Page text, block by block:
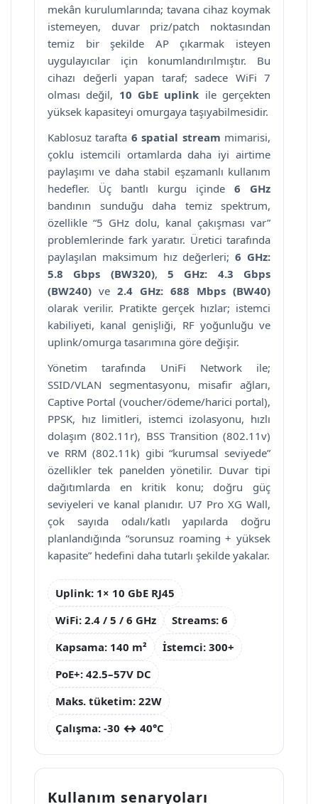
mekân kurulumlarında; tavana cihaz koymak
istemeyen, duvar priz/patch noktasından
temiz bir şekilde AP çıkarmak isteyen
uygulayıcılar için konumlandırılmıştır. Bu
cihazı değerli yapan taraf; sadece WiFi 7
olması değil, 10 GbE uplink ile gerçekten
yüksek kapasiteyi omurgaya taşıyabilmesidir.
Kablosuz tarafta 6 spatial stream mimarisi,
çoklu istemcili ortamlarda daha iyi airtime
paylaşımı ve daha stabil eşzamanlı kullanım
hedefler. Üç bantlı kurgu içinde 6 GHz
bandının sunduğu daha temiz spektrum,
özellikle “5 GHz dolu, kanal çakışması var”
problemlerinde fark yaratır. Üretici tarafında
paylaşılan maksimum hız değerleri;6 GHz:
5.8 Gbps (BW320),5 GHz: 4.3 Gbps
(BW240) ve 2.4 GHz: 688 Mbps (BW40)
olarak verilir. Pratikte gerçek hızlar; istemci
kabiliyeti, kanal genişliği, RF yoğunluğu ve
uplink/omurga tasarımına göre değişir.
Yönetim tarafında UniFi Network ile;
SSID/VLAN segmentasyonu, misafir ağları,
Captive Portal (voucher/ödeme/harici portal),
PPSK, hız limitleri, istemci izolasyonu, hızlı
dolaşım (802.11r), BSS Transition (802.11v)
ve RRM (802.11k) gibi “kurumsal seviyede”
özellikler tek panelden yönetilir. Duvar tipi
dağıtımlarda en kritik konu; doğru güç
seviyeleri ve kanal planıdır. U7 Pro XG Wall,
çok sayıda odalı/katlı yapılarda doğru
planlandığında “sorunsuz roaming + yüksek
kapasite” hedefini daha tutarlı şekilde yakalar.
Uplink: 1× 10 GbE RJ45
WiFi: 2.4 / 5 / 6 GHz
Streams: 6
Kapsama: 140 m²
İstemci: 300+
PoE+: 42.5–57V DC
Maks. tüketim: 22W
Çalışma: -30 ↔ 40°C
Kullanım senaryoları